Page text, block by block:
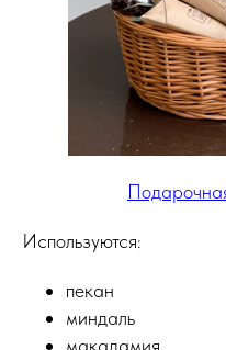
Используются:
пекан
миндаль
макадамия